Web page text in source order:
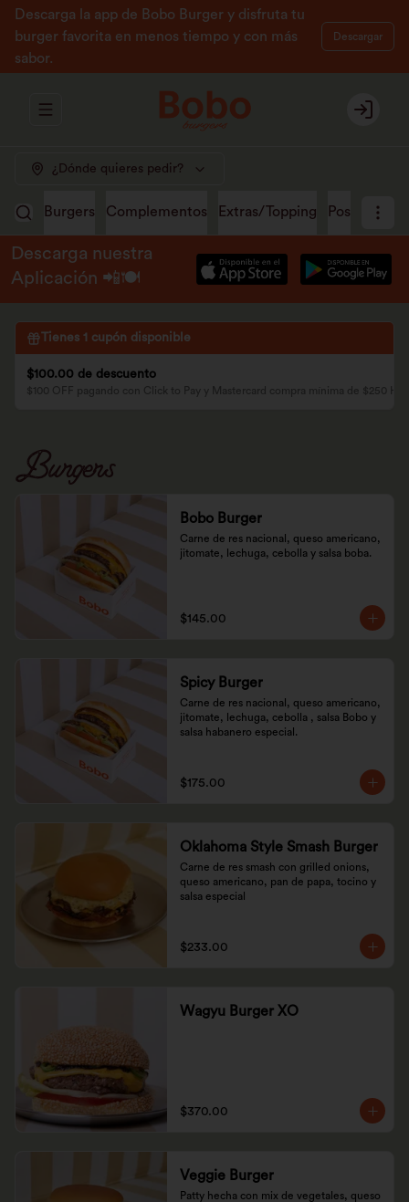
Descarga la app de Bobo Burger y disfruta tu
burger favorita en menos tiempo y con más
sabor.
Descargar
Abrir menu de navegación Login
¿Dónde quieres pedir?
Burgers Complementos Extras/Topping Postres
Descarga nuestra
Aplicación 📲🍽️
Tienes 1 cupón disponible
$100.00 de descuento
$100 OFF pagando con Click to Pay y Mastercard compra mínima de $250 H2
Burgers
Bobo Burger
Carne de res nacional, queso americano,
jitomate, lechuga, cebolla y salsa boba.
$145.00
Spicy Burger
Carne de res nacional, queso americano,
jitomate, lechuga, cebolla , salsa Bobo y
salsa habanero especial.
$175.00
Oklahoma Style Smash Burger
Carne de res smash con grilled onions,
queso americano, pan de papa, tocino y
salsa especial
$233.00
Wagyu Burger XO
$370.00
Veggie Burger
Patty hecha con mix de vegetales, queso